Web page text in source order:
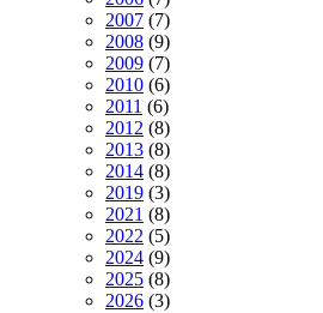
2007 (7)
2008 (9)
2009 (7)
2010 (6)
2011 (6)
2012 (8)
2013 (8)
2014 (8)
2019 (3)
2021 (8)
2022 (5)
2024 (9)
2025 (8)
2026 (3)